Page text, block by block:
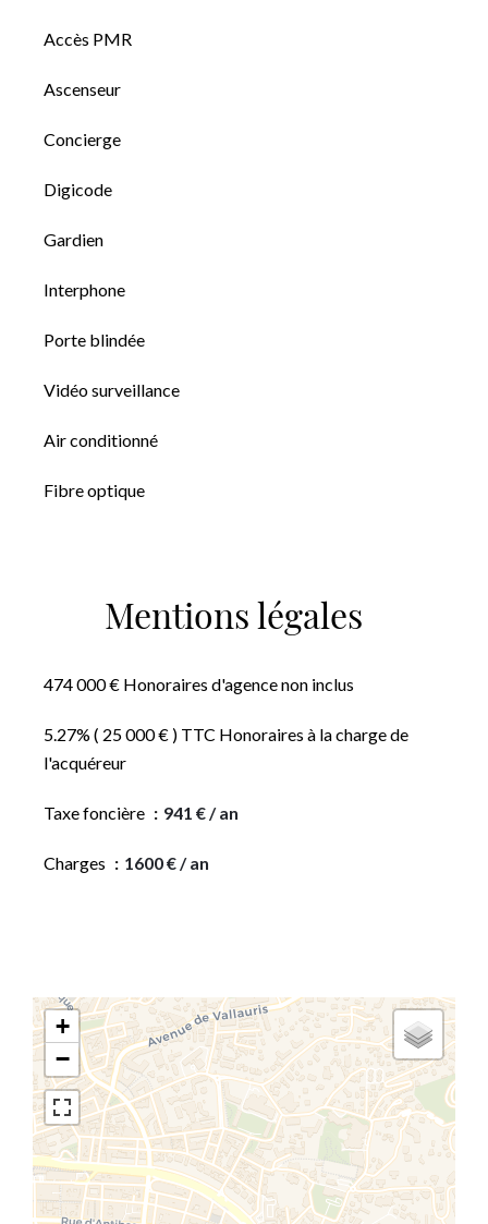
Accès PMR
Ascenseur
Concierge
Digicode
Gardien
Interphone
Porte blindée
Vidéo surveillance
Air conditionné
Fibre optique
Mentions légales
474 000 € Honoraires d'agence non inclus
5.27% ( 25 000 € ) TTC Honoraires à la charge de
l'acquéreur
Taxe foncière 941 € / an
Charges 1600 € / an
+
−